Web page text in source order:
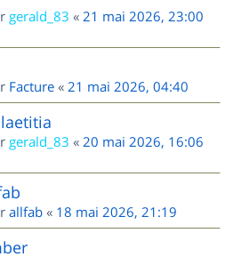
gerald_83 « 21 mai 2026, 23:00
Facture « 21 mai 2026, 04:40
gerald_83 « 20 mai 2026, 16:06
allfab « 18 mai 2026, 21:19